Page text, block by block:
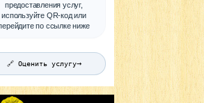
предоставления услуг,
используйте QR-код или
по ссылке ниже
🔗 Оценить услугу→